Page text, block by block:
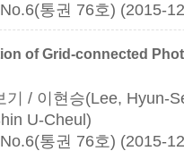
통권 76호) (2015-
of Grid-connected
/ 이현승(Lee, Hyun-
U-Cheul)
통권 76호) (2015-